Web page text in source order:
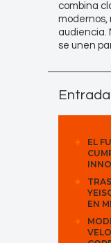
combina
modernos,
audiencia.
se unen
EL
EN